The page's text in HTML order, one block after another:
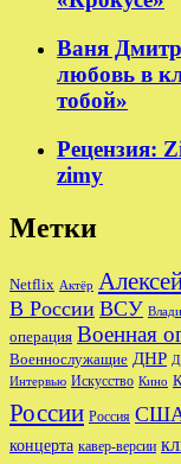
Ваня
любовь в
тобой»
Рецензия:
zimy
Метки
Netflix Актёр
В России ВСУ
операция Военная
Военнослужащие ДНР
Интервью Искусство Кино
России Россия
концерта кавер-версии